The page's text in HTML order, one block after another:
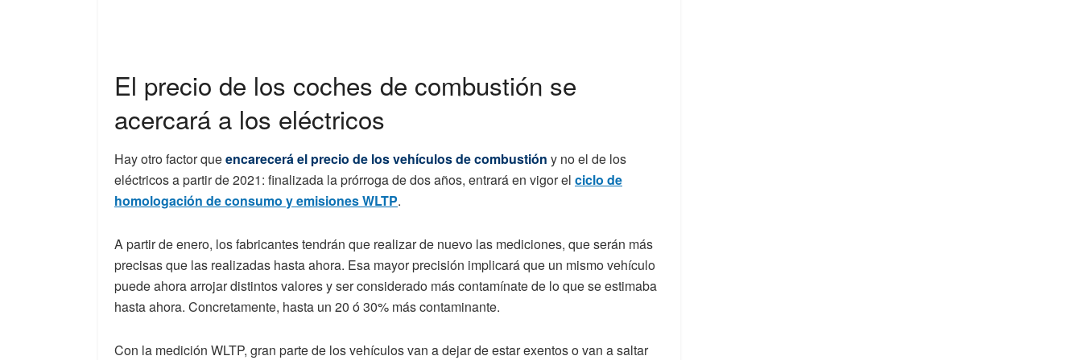
El precio de los coches de combustión se
acercará a los eléctricos
Hay otro factor queencarecerá el precio de los vehículos de combustión y no el de los
eléctricos a partir de 2021: finalizada la prórroga de dos años, entrará en vigor el ciclo de
homologación de consumo y emisiones WLTP.
A partir de enero, los fabricantes tendrán que realizar de nuevo las mediciones, que serán más
precisas que las realizadas hasta ahora. Esa mayor precisión implicará que un mismo vehículo
puede ahora arrojar distintos valores y ser considerado más contamínate de lo que se estimaba
hasta ahora. Concretamente, hasta un 20 ó 30% más contaminante.
Con la medición WLTP, gran parte de los vehículos van a dejar de estar exentos o van a saltar